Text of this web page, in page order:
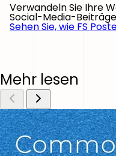
Verwandeln Sie Ihre
Social-Media-Beiträge
Sehen Sie, wie FS
Mehr lesen